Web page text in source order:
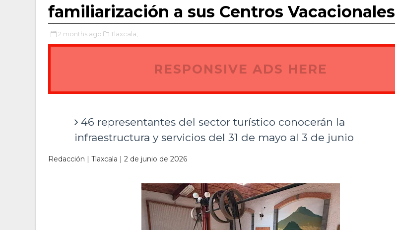
familiarización a sus Centros Vacacionales
2 months ago Tlaxcala,
RESPONSIVE ADS HERE
46 representantes del sector turístico conocerán la
infraestructura y servicios del 31 de mayo al 3 de junio
Redacción | Tlaxcala | 2 de junio de 2026